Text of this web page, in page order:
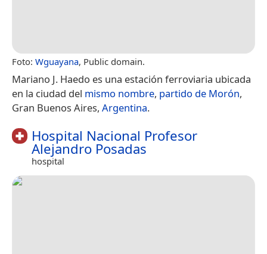
Foto: Wguayana, Public domain.
Mariano J. Haedo es una estación ferroviaria ubicada
en la ciudad del mismo nombre, partido de Morón,
Gran Buenos Aires, Argentina.
Hospital Nacional Profesor
Alejandro Posadas
hospital